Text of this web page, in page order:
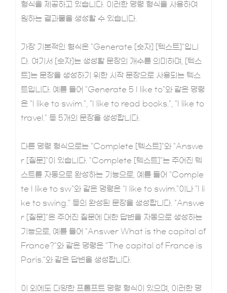
형식을 제공하고 있습니다. 이러한 명령 형식을 사용하여
원하는 결과물을 생성할 수 있습니다.
가장 기본적인 형식은 "Generate [숫자] [텍스트]"입니
다. 여기서 [숫자]는 생성할 문장의 개수를 의미하며, [텍스
트]는 문장을 생성하기 위한 시작 문장으로 사용되는 텍스
트입니다. 예를 들어 "Generate 5 I like to"와 같은 명령
은 "I like to swim.", "I like to read books.", "I like to
travel." 등 5개의 문장을 생성합니다.
다른 명령 형식으로는 "Complete [텍스트]"와 "Answe
r [질문]"이 있습니다. "Complete [텍스트]"는 주어진 텍
스트를 자동으로 완성하는 기능으로, 예를 들어 "Comple
te I like to sw"와 같은 명령은 "I like to swim."이나 "I li
ke to swing." 등의 완성된 문장을 생성합니다. "Answe
r [질문]"은 주어진 질문에 대한 답변을 자동으로 생성하는
기능으로, 예를 들어 "Answer What is the capital of
France?"와 같은 명령은 "The capital of France is
Paris."와 같은 답변을 생성합니다.
이 외에도 다양한 프롬프트 명령 형식이 있으며, 이러한 명